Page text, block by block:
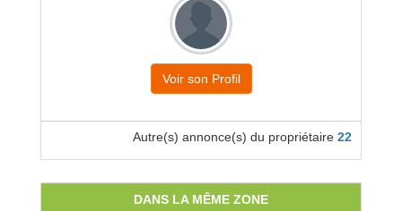
Voir son Profil
Autre(s) annonce(s) du propriétaire 22
DANS LA MÊME ZONE